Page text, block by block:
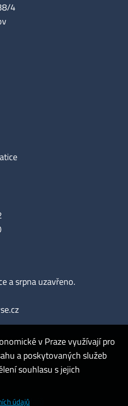
4
a srpna uzavřeno.
údajů
v Praze využívají pro
a poskytovaných služeb
souhlasu s jejich
údajů